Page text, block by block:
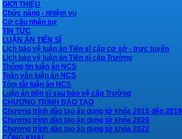
GIỚI THIỆU
Chức năng - nhiệm vụ
Cơ cấu nhân sự
TIN TỨC
LUẬN ÁN TIẾN SĨ
Lịch bảo vệ luận án Tiến sĩ cấp cơ sở - trực tuyến
Lịch bảo vệ luận án Tiến sĩ cấp Trường
Thông tin luận án NCS
Toàn văn luận án NCS
Tóm tắt luận án NCS
Luận án tiến sĩ sau bảo vệ cấp Trường
CHƯƠNG TRÌNH ĐÀO TẠO
Chương trình đào tạo áp dụng từ khóa 2015 đến 2019
Chương trình đào tạo áp dụng từ khóa 2020
Chương trình đào tạo áp dụng từ khóa 2022